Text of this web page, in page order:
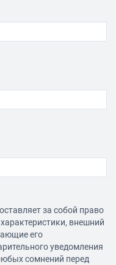
за собой право
внешний
его
уведомления
сомнений перед